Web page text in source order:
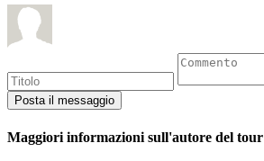
Maggiori informazioni sull'autore del tour